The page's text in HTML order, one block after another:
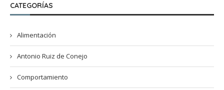
CATEGORÍAS
Alimentación
Antonio Ruiz de Conejo
Comportamiento